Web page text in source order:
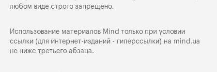
любом виде строго запрещено.
Использование материалов Mind только при условии
ссылки (для интернет-изданий - гиперссылки) на mind.ua
не ниже третьего абзаца.